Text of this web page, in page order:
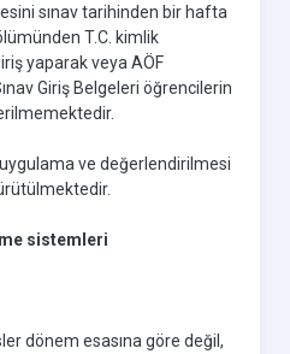
sınav tarihinden bir hafta
T.C. kimlik
yaparak veya AÖF
Giriş Belgeleri öğrencilerin
ve değerlendirilmesi
sistemleri
dönem esasına göre değil,